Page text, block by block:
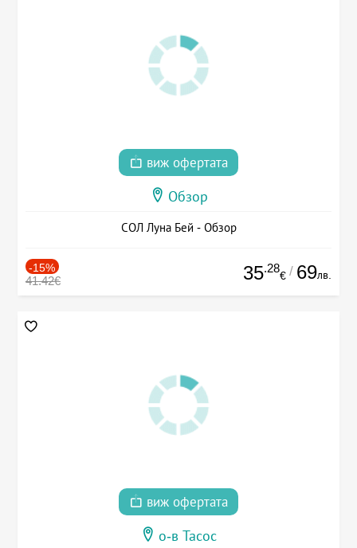
виж офертата
Обзор
СОЛ Луна Бей - Обзор
-15%
41.42€ 35.28
€ / 69лв.
виж офертата
о-в Тасос